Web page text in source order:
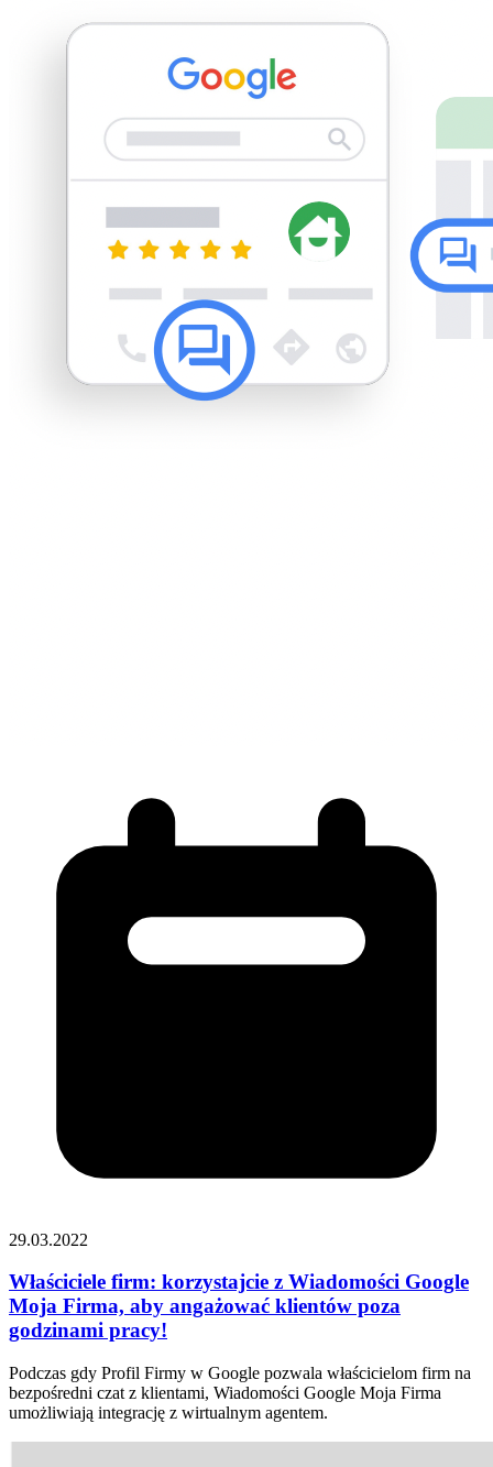
29.03.2022
Właściciele firm: korzystajcie z Wiadomości Google
Moja Firma, aby angażować klientów poza
godzinami pracy!
Podczas gdy Profil Firmy w Google pozwala właścicielom firm na
bezpośredni czat z klientami, Wiadomości Google Moja Firma
umożliwiają integrację z wirtualnym agentem.